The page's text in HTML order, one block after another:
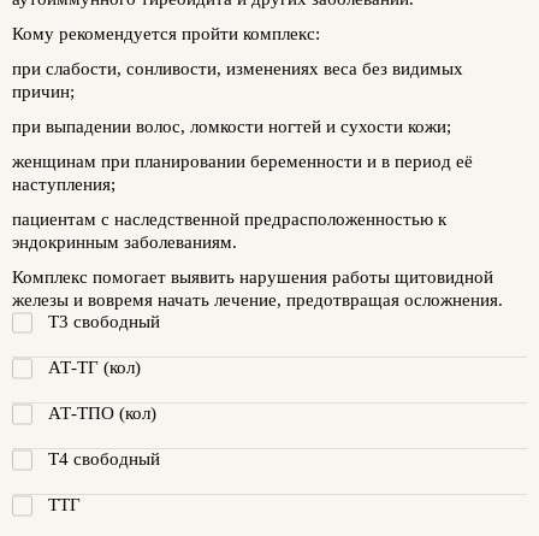
Кому рекомендуется пройти комплекс:
при слабости, сонливости, изменениях веса без видимых
причин;
при выпадении волос, ломкости ногтей и сухости кожи;
женщинам при планировании беременности и в период её
наступления;
пациентам с наследственной предрасположенностью к
эндокринным заболеваниям.
Комплекс помогает выявить нарушения работы щитовидной
железы и вовремя начать лечение, предотвращая осложнения.
T3 свободный
АТ-ТГ (кол)
АТ-ТПО (кол)
Т4 свободный
ТТГ